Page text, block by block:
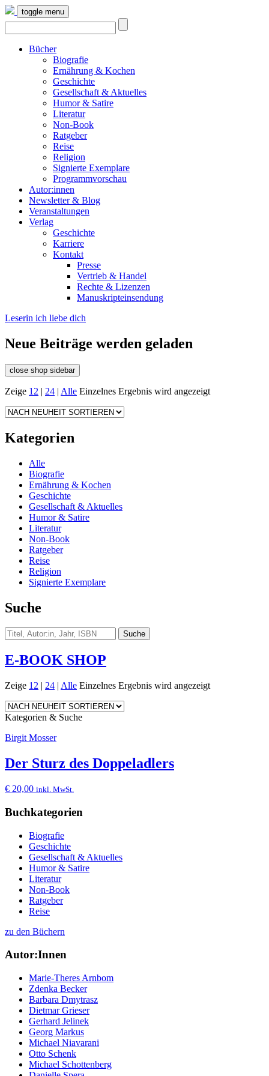
toggle menu
Bücher
Biografie
Ernährung & Kochen
Geschichte
Gesellschaft & Aktuelles
Humor & Satire
Literatur
Non-Book
Ratgeber
Reise
Religion
Signierte Exemplare
Programmvorschau
Autor:innen
Newsletter & Blog
Veranstaltungen
Verlag
Geschichte
Karriere
Kontakt
Presse
Vertrieb & Handel
Rechte & Lizenzen
Manuskripteinsendung
Leserin ich liebe dich
Neue Beiträge werden geladen
close shop sidebar
Zeige 12 | 24 | Alle Einzelnes Ergebnis wird angezeigt
Kategorien
Alle
Biografie
Ernährung & Kochen
Geschichte
Gesellschaft & Aktuelles
Humor & Satire
Literatur
Non-Book
Ratgeber
Reise
Religion
Signierte Exemplare
Suche
E-BOOK SHOP
Zeige 12 | 24 | Alle Einzelnes Ergebnis wird angezeigt
Kategorien & Suche
Birgit Mosser
Der Sturz des Doppeladlers
€ 20,00 inkl. MwSt.
Buchkategorien
Biografie
Geschichte
Gesellschaft & Aktuelles
Humor & Satire
Literatur
Non-Book
Ratgeber
Reise
zu den Büchern
Autor:Innen
Marie-Theres Arnbom
Zdenka Becker
Barbara Dmytrasz
Dietmar Grieser
Gerhard Jelinek
Georg Markus
Michael Niavarani
Otto Schenk
Michael Schottenberg